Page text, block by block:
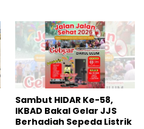
Sambut HIDAR Ke-58,
IKBAD Bakal Gelar JJS
Berhadiah Sepeda Listrik